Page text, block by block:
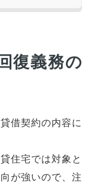
復義務の
借契約の内容に
住宅では対象と
が強いので、注